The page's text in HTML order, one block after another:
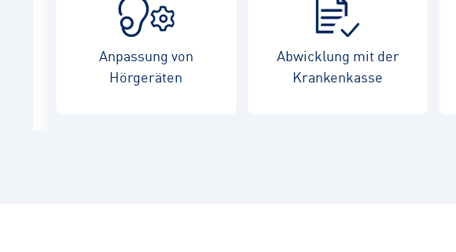
Anpassung von
Hörgeräten
Abwicklung mit der
Krankenkasse